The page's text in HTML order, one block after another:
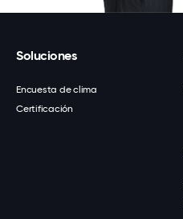
Soluciones
Encuesta de clima
Certificación